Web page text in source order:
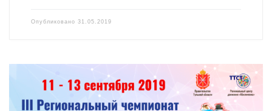
Опубликовано 31.05.2019